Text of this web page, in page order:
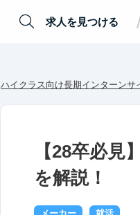
求人を見つける
ハイクラス向け長期インターンサ
【28卒必
を解説！